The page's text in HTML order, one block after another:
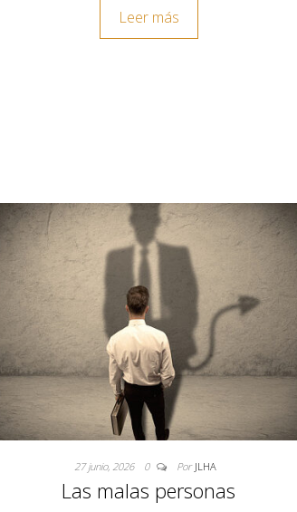
Leer más
27 junio, 2026 0 Por JLHA
Las malas personas